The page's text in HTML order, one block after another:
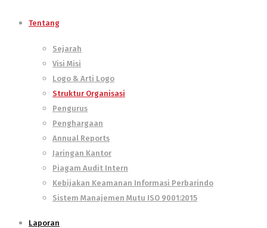
Tentang
Sejarah
Visi Misi
Logo & Arti Logo
Struktur Organisasi
Pengurus
Penghargaan
Annual Reports
Jaringan Kantor
Piagam Audit Intern
Kebijakan Keamanan Informasi Perbarindo
Sistem Manajemen Mutu ISO 9001:2015
Laporan